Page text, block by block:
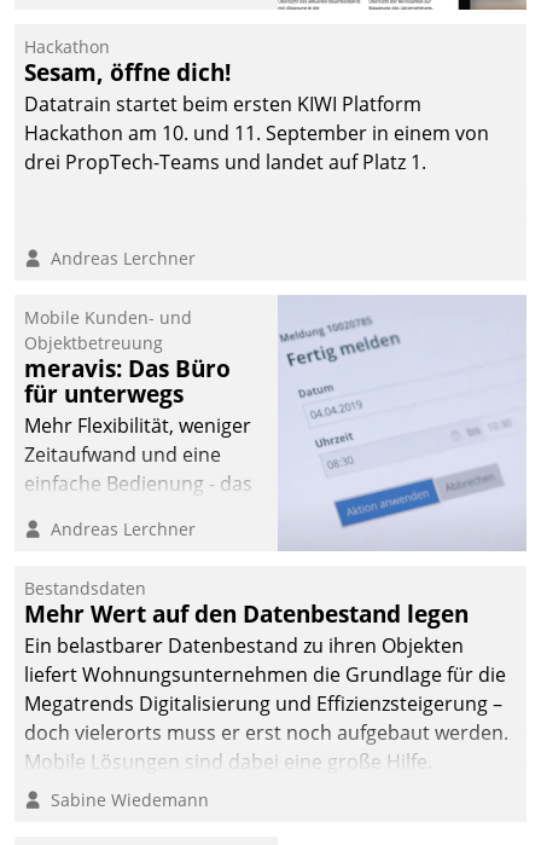
Ressort Kapitalanlage für
künftige Aufgaben und
Herausforderungen
gerüstet.
Hackathon
Sesam, öffne dich!
Datatrain startet beim ersten KIWI Platform
Hackathon am 10. und 11. September in einem von
drei PropTech-Teams und landet auf Platz 1.
Andreas Lerchner
Mobile Kunden- und
Objektbetreuung
meravis: Das Büro
für unterwegs
Mehr Flexibilität, weniger
Zeitaufwand und eine
einfache Bedienung - das
Cockpit für mobile
Datatrain. Die meravis
Wohnungsbau- und
Immobilien GmbH hat
sich dabei für den Betrieb
der Lösung über die SAP
Cloud Platform
entschieden - als erstes
Unternehmen am
Andreas Lerchner
Bestandsdaten
Mehr Wert auf den Datenbestand legen
Ein belastbarer Datenbestand zu ihren Objekten
liefert Wohnungsunternehmen die Grundlage für die
Megatrends Digitalisierung und Effizienzsteigerung –
doch vielerorts muss er erst noch aufgebaut werden.
Mobile Lösungen sind dabei eine große Hilfe.
Sabine Wiedemann